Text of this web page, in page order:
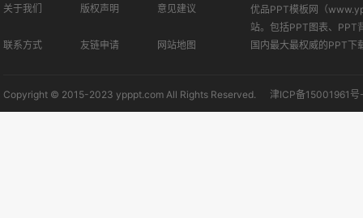
关于我们 版权声明 意见建议
联系方式 友链申请 网站地图
优品PPT模板网（
站。包括PPT图表、PPT
国内最大最权威的PPT下
Copyright © 2015-2023 ypppt.com All Rights Reserved. 津ICP备15001961号